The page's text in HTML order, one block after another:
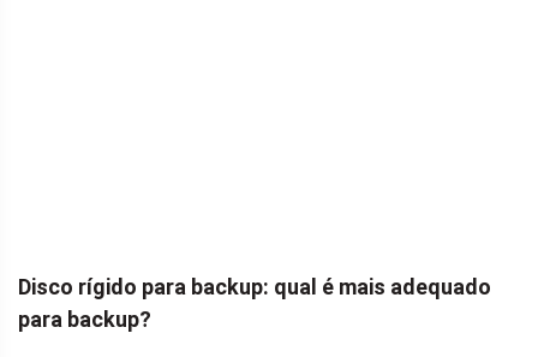
Disco rígido para backup: qual é mais adequado
para backup?